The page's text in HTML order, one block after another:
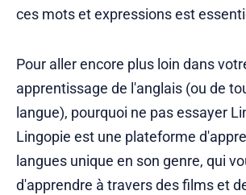
ces mots et expressions est
Pour aller encore plus loin dans
apprentissage de l'anglais (ou de
langue), pourquoi ne pas essayer
Lingopie est une plateforme
langues unique en son genre, qui
d'apprendre à travers des films et